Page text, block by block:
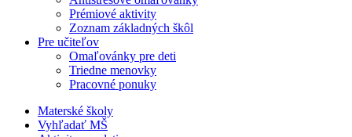
Prémiové aktivity
Zoznam základných škôl
Pre učiteľov
Omaľovánky pre deti
Triedne menovky
Pracovné ponuky
Materské školy
Vyhľadať MŠ